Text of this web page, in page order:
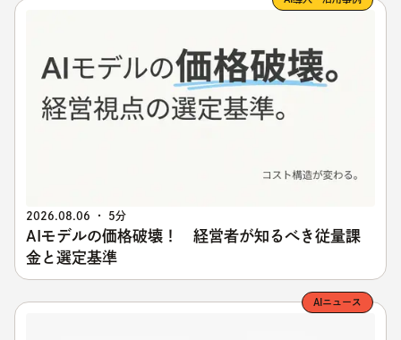
2026.08.06 ・ 5分
AIモデルの価格破壊！ 経営者が知るべき従量課
金と選定基準
AIニュース